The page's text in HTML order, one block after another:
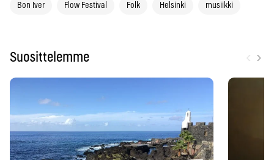
Bon Iver Flow Festival Folk Helsinki musiikki
Suosittelemme ›